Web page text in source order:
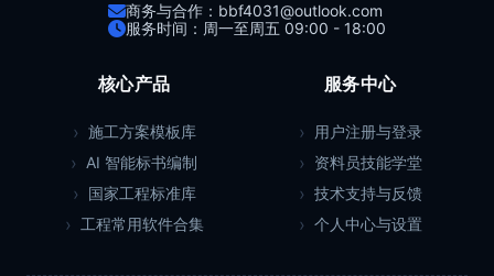
商务与合作：bbf4031@outlook.com
服务时间：周一至周五 09:00 - 18:00
核心产品
施工方案模板库
AI 智能标书编制
国家工程标准库
工程常用软件合集
服务中心
用户注册与登录
资料员技能学堂
技术支持与反馈
个人中心与设置